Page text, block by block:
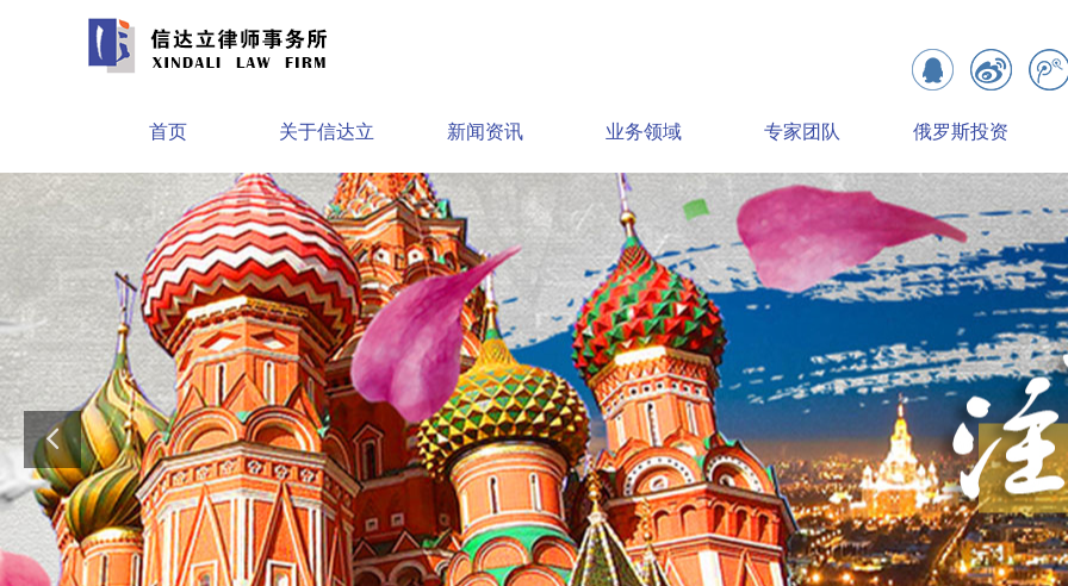
首页 关于信达立 新闻资讯 业务领域 专家团队 俄罗斯投资